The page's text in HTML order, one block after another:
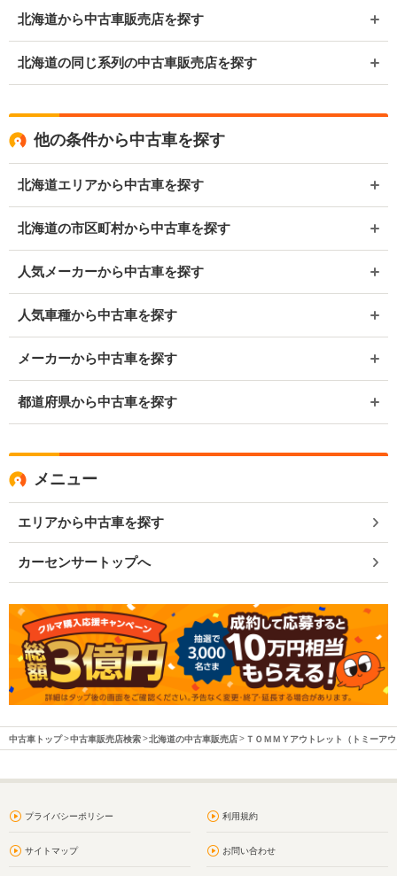
北海道から中古車販売店を探す
北海道の同じ系列の中古車販売店を探す
他の条件から中古車を探す
北海道エリアから中古車を探す
北海道の市区町村から中古車を探す
人気メーカーから中古車を探す
人気車種から中古車を探す
メーカーから中古車を探す
都道府県から中古車を探す
メニュー
エリアから中古車を探す
カーセンサートップへ
中古車トップ 中古車販売店検索 北海道の中古車販売店 ＴＯＭＭＹアウトレット（トミーア
プライバシーポリシー 利用規約
サイトマップ お問い合わせ